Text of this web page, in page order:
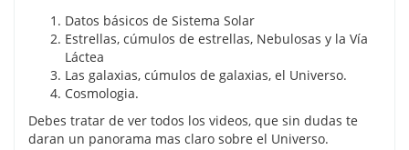
Datos básicos de Sistema Solar
Estrellas, cúmulos de estrellas, Nebulosas y la Vía
Láctea
Las galaxias, cúmulos de galaxias, el Universo.
Cosmologia.
Debes tratar de ver todos los videos, que sin dudas te
daran un panorama mas claro sobre el Universo.